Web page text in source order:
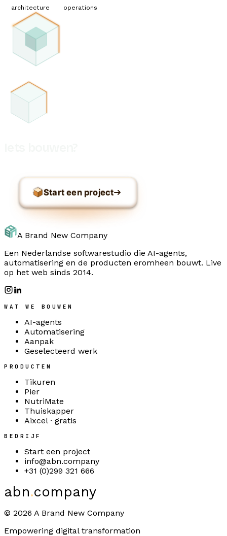
architecture
operations
Start een project
A Brand New Company
Een Nederlandse softwarestudio die AI-agents,
automatisering en de producten eromheen bouwt. Live
op het web sinds 2014.
WAT WE BOUWEN
AI-agents
Automatisering
Aanpak
Geselecteerd werk
PRODUCTEN
Tikuren
Pier
NutriMate
Thuiskapper
Aixcel · gratis
BEDRIJF
Start een project
info@abn.company
+31 (0)299 321 666
abn.company
© 2026 A Brand New Company
Empowering digital transformation